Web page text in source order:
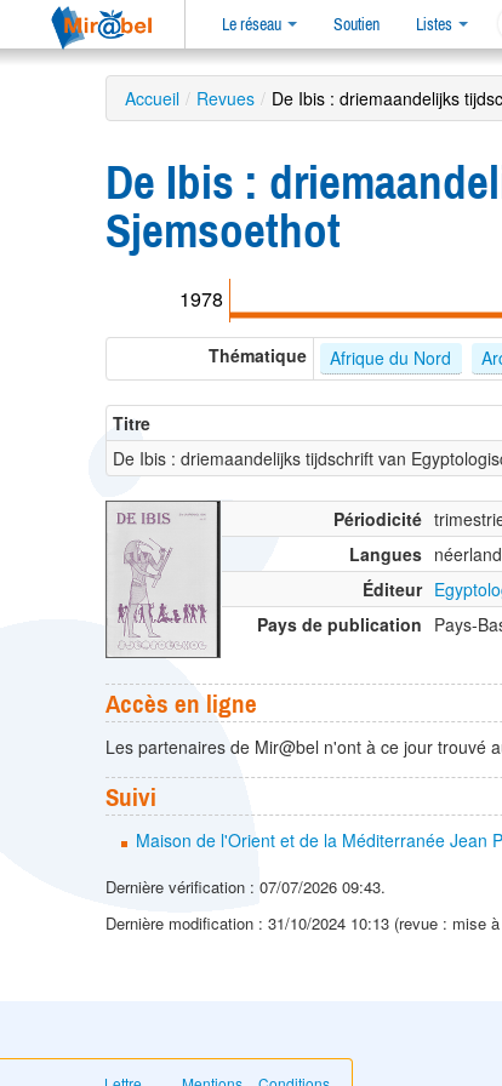
Le réseau Soutien Listes
Accueil / Revues / De Ibis : driemaandelijks
De Ibis :
Sjemsoethot
1978
Thématique Afrique du Nord
Titre
De Ibis : driemaandelijks tijdschrift van
Périodicité
Langues
Éditeur
Pays de publication Pays-
Accès en ligne
Les partenaires de Mir@bel n'ont à ce jour
Suivi
Maison de l'Orient et de la Méditerranée Jean
Dernière vérification : 07/07/2026 09:43.
Dernière modification : 31/10/2024 10:13 (revue : mise